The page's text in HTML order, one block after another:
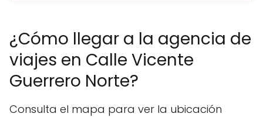
¿Cómo llegar a la agencia de
viajes en Calle Vicente
Guerrero Norte?
Consulta el mapa para ver la ubicación